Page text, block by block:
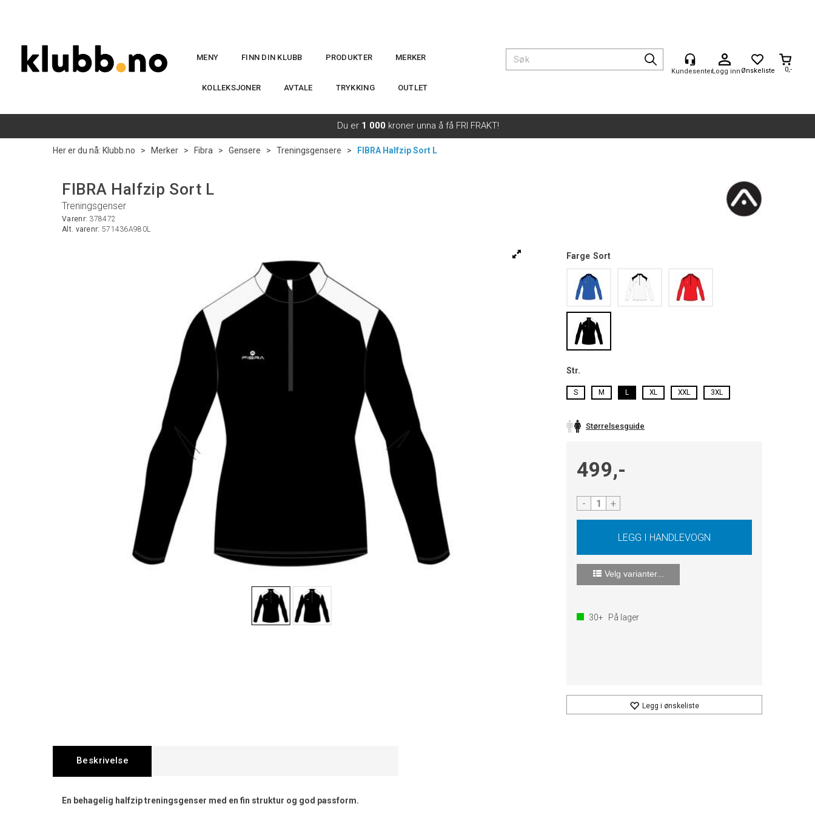
Logg inn 0,-
MENY FINN DIN KLUBB PRODUKTER MERKER
KOLLEKSJONER AVTALE TRYKKING OUTLET
Du er 1 000 kroner unna å få FRI FRAKT!
Her er du nå: Klubb.no > Merker > Fibra > Gensere > Treningsgensere > FIBRA Halfzip Sort L
FIBRA Halfzip Sort L
Treningsgenser
Varenr: 378472
Alt. varenr: 571436A980L
Farge Sort
Str.
S M L XL XXL 3XL
Størrelsesguide
499,-
- +
Velg varianter...
30+ På lager
Legg i ønskeliste
Beskrivelse
En behagelig halfzip treningsgenser med en fin struktur og god passform.